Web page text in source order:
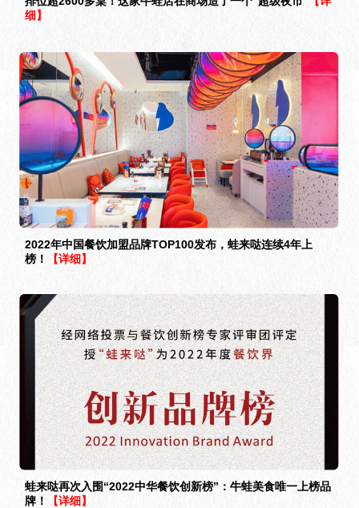
细】
2022年中国餐饮加盟品牌TOP100发布，蛙来哒连续4年上
榜！
【详细】
蛙来哒再次入围“2022中华餐饮创新榜”：牛蛙美食唯一上榜品
牌！
【详细】